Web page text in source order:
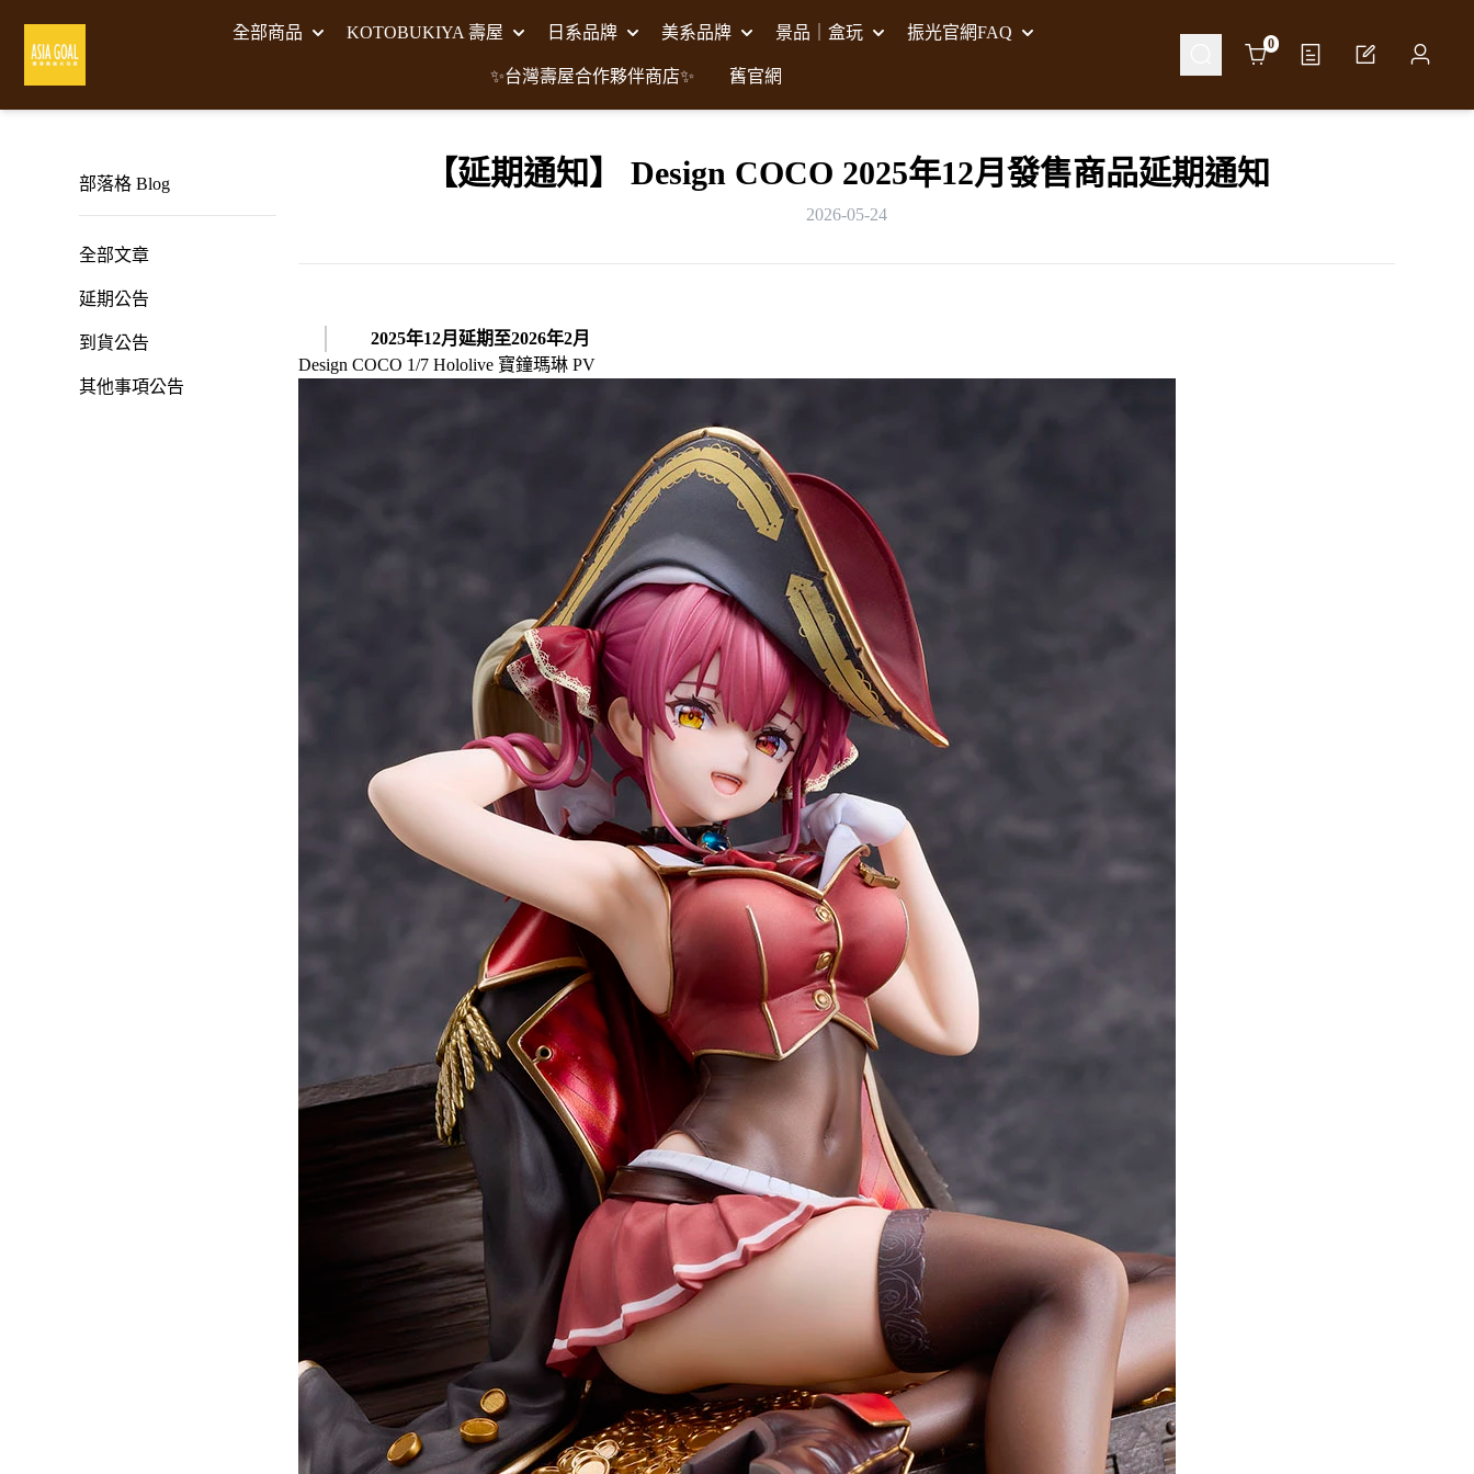
全部商品 KOTOBUKIYA 壽屋 日系品牌 美系品牌 景品｜盒玩 振光官網FAQ
✨台灣壽屋合作夥伴商店✨ 舊官網
Cart 0
部落格 Blog
全部文章
延期公告
到貨公告
其他事項公告
【延期通知】 Design COCO 2025年12月發售商品延期通知
2026-05-24
2025年12月延期至2026年2月
Design COCO 1/7 Hololive 寶鐘瑪琳 PV